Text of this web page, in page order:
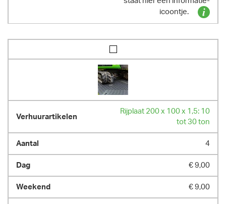
icoontje.
Rijplaat 200 x 100 x 1,5: 10
tot 30 ton
4
€ 9,00
€ 9,00